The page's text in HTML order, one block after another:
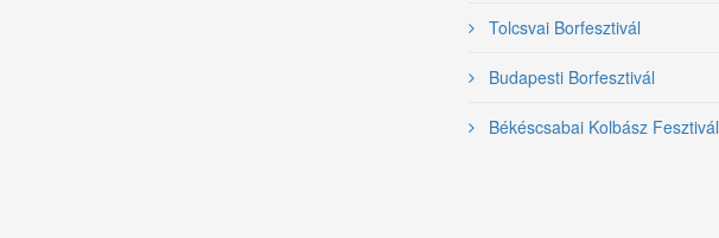
Tolcsvai Borfesztivál
Budapesti Borfesztivál
Békéscsabai Kolbász Fesztivál